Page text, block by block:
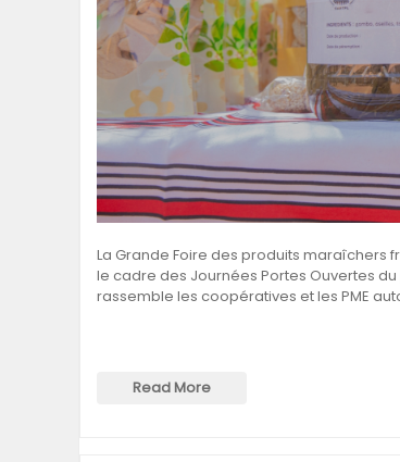
La Grande Foire des produits maraîchers
le cadre des Journées Portes Ouvertes du
rassemble les coopératives et les PME
Read More